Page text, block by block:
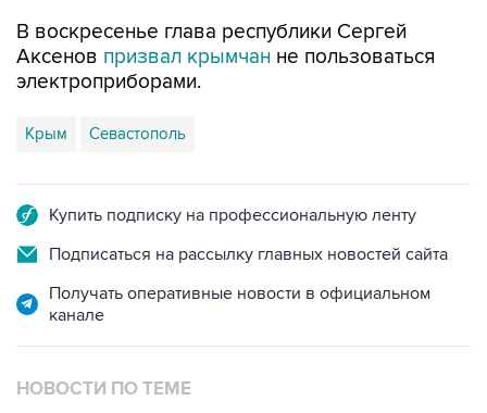
В воскресенье глава республики Сергей
Аксенов призвал крымчан не пользоваться
электроприборами.
Крым Севастополь
Купить подписку на профессиональную ленту
Подписаться на рассылку главных новостей сайта
Получать оперативные новости в официальном
канале
НОВОСТИ ПО ТЕМЕ